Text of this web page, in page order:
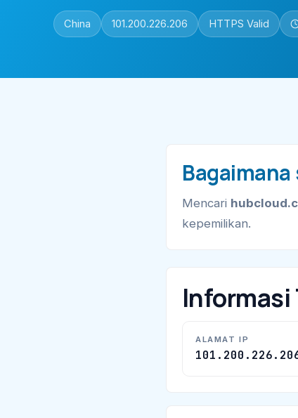
China 101.200.226.206 HTTPS Valid
Mencari
kepemilikan.
Informasi
ALAMAT IP